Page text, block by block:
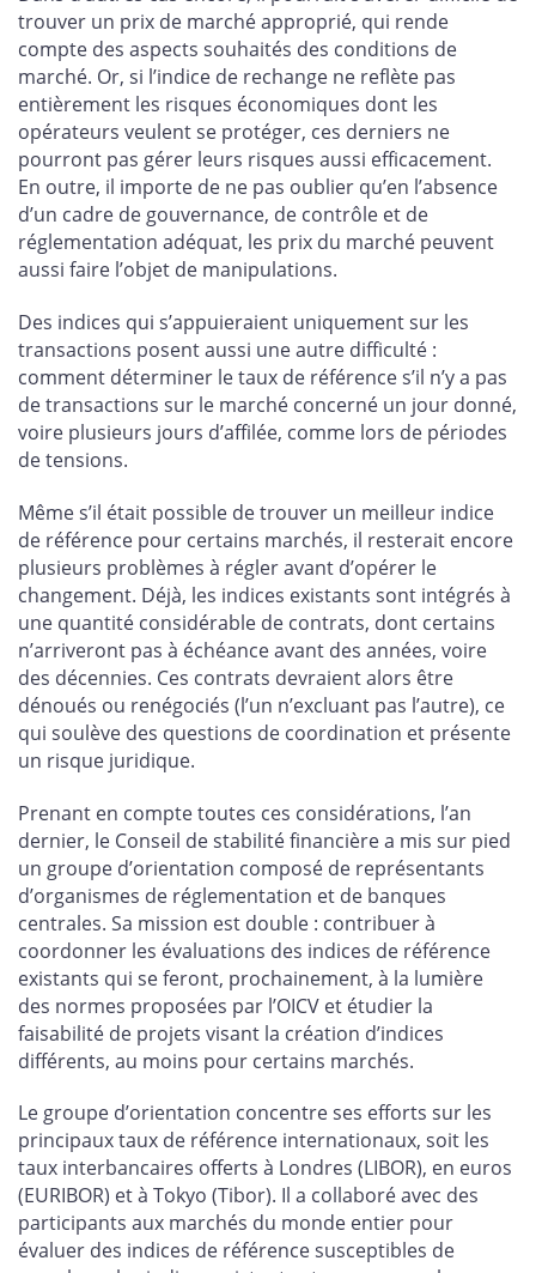
trouver un prix de marché approprié, qui rende
compte des aspects souhaités des conditions de
marché. Or, si l’indice de rechange ne reflète pas
entièrement les risques économiques dont les
opérateurs veulent se protéger, ces derniers ne
pourront pas gérer leurs risques aussi efficacement.
En outre, il importe de ne pas oublier qu’en l’absence
d’un cadre de gouvernance, de contrôle et de
réglementation adéquat, les prix du marché peuvent
aussi faire l’objet de manipulations.
Des indices qui s’appuieraient uniquement sur les
transactions posent aussi une autre difficulté :
comment déterminer le taux de référence s’il n’y a pas
de transactions sur le marché concerné un jour donné,
voire plusieurs jours d’affilée, comme lors de périodes
de tensions.
Même s’il était possible de trouver un meilleur indice
de référence pour certains marchés, il resterait encore
plusieurs problèmes à régler avant d’opérer le
changement. Déjà, les indices existants sont intégrés à
une quantité considérable de contrats, dont certains
n’arriveront pas à échéance avant des années, voire
des décennies. Ces contrats devraient alors être
dénoués ou renégociés (l’un n’excluant pas l’autre), ce
qui soulève des questions de coordination et présente
un risque juridique.
Prenant en compte toutes ces considérations, l’an
dernier, le Conseil de stabilité financière a mis sur pied
un groupe d’orientation composé de représentants
d’organismes de réglementation et de banques
centrales. Sa mission est double : contribuer à
coordonner les évaluations des indices de référence
existants qui se feront, prochainement, à la lumière
des normes proposées par l’OICV et étudier la
faisabilité de projets visant la création d’indices
différents, au moins pour certains marchés.
Le groupe d’orientation concentre ses efforts sur les
principaux taux de référence internationaux, soit les
taux interbancaires offerts à Londres (LIBOR), en euros
(EURIBOR) et à Tokyo (Tibor). Il a collaboré avec des
participants aux marchés du monde entier pour
évaluer des indices de référence susceptibles de